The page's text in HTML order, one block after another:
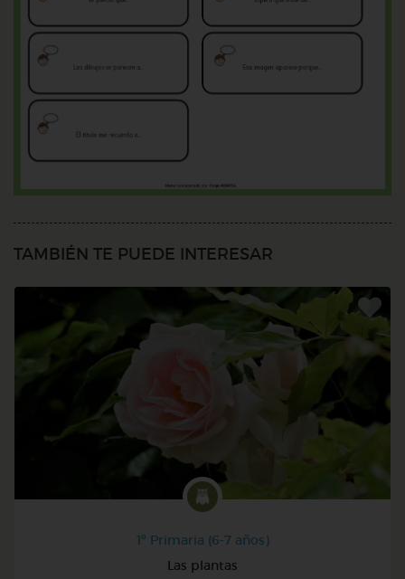
TAMBIÉN TE PUEDE INTERESAR
1º Primaria (6-7 años)
Las plantas